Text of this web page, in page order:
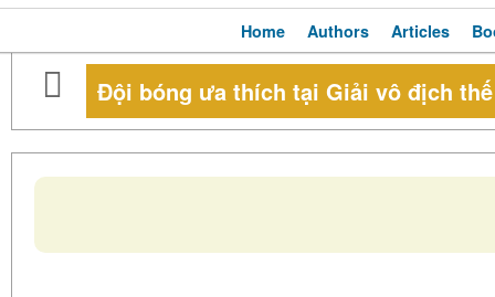
Home Authors Articles
Đội bóng ưa thích tại Giải vô địch